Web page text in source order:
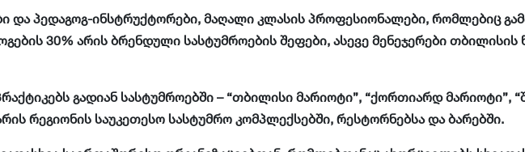
და პედაგოგ-ინსტრუქტორები, მაღალი კლასის პროფესიონალები, რომლებიც
30% არის ბრენდული სასტუმროების შეფები, ასევე მენეჯერები თბილისის
გადიან სასტუმროებში – “თბილისი მარიოტი”, “ქორთიარდ მარიოტი”,
რეგიონის საუკეთესო სასტუმრო კომპლექსებში, რესტორნებსა და ბარებში.